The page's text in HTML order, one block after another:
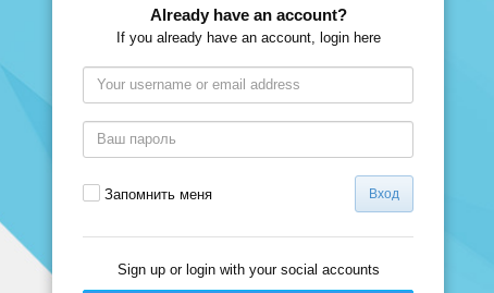
Already have an account?
If you already have an account, login here
Запомнить меня Вход
Sign up or login with your social accounts